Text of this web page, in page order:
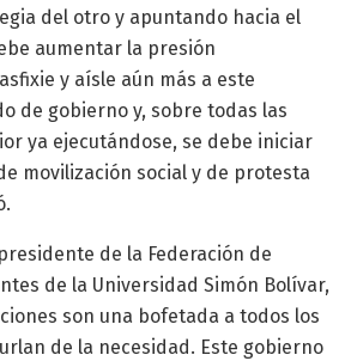
del otro y apuntando hacia el
aumentar la presión
y aísle aún más a este
de gobierno y, sobre todas las
ya ejecutándose, se debe iniciar
movilización social y de protesta
de la Federación de
de la Universidad Simón Bolívar,
son una bofetada a todos los
de la necesidad. Este gobierno